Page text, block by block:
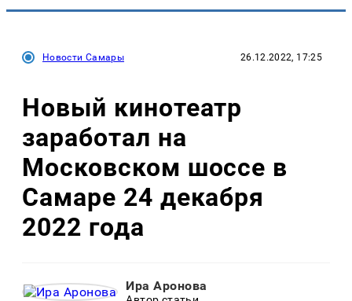
Новости Самары 26.12.2022, 17:25
Новый кинотеатр
заработал на
Московском шоссе в
Самаре 24 декабря
2022 года
Ира Аронова